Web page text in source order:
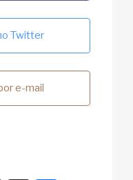
Twitter
e-mail